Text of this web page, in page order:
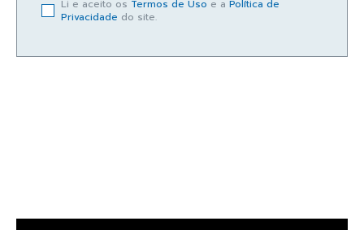
Li e aceito os Termos de Uso e a Política de
Privacidade do site.